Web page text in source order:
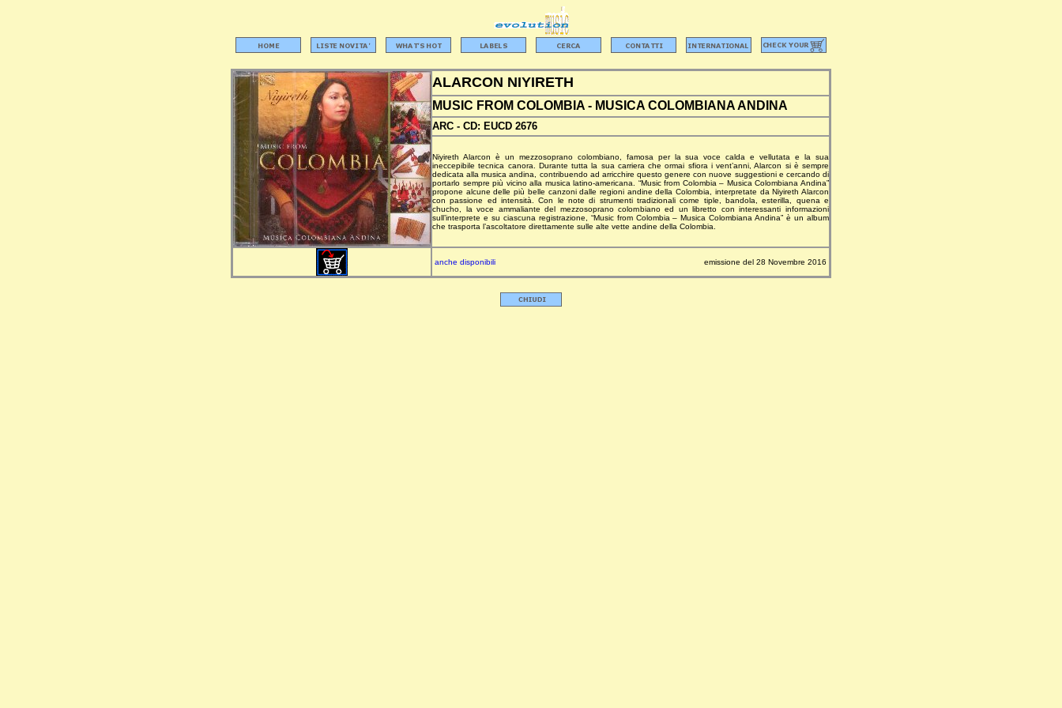
ALARCON NIYIRETH
MUSIC FROM COLOMBIA - MUSICA COLOMBIANA ANDINA
ARC - CD: EUCD 2676
Niyireth Alarcon è un mezzosoprano colombiano, famosa per la sua voce calda e vellutata e la sua
ineccepibile tecnica canora. Durante tutta la sua carriera che ormai sfiora i vent’anni, Alarcon si è sempre
dedicata alla musica andina, contribuendo ad arricchire questo genere con nuove suggestioni e cercando di
portarlo sempre più vicino alla musica latino-americana. “Music from Colombia – Musica Colombiana Andina”
propone alcune delle più belle canzoni dalle regioni andine della Colombia, interpretate da Niyireth Alarcon
con passione ed intensità. Con le note di strumenti tradizionali come tiple, bandola, esterilla, quena e
chucho, la voce ammaliante del mezzosoprano colombiano ed un libretto con interessanti informazioni
sull’interprete e su ciascuna registrazione, “Music from Colombia – Musica Colombiana Andina” è un album
che trasporta l’ascoltatore direttamente sulle alte vette andine della Colombia.
anche disponibili emissione del 28 Novembre 2016